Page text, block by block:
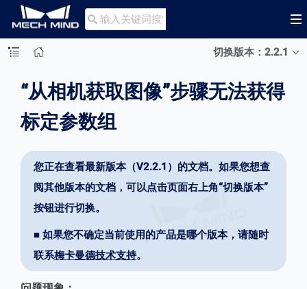

切换版本：2.2.1
“从相机获取图像”步骤无法获得
标定参数组
您正在查看最新版本（V2.2.1）的文档。如果您想查
阅其他版本的文档，可以点击页面右上角“切换版本”
按钮进行切换。
■ 如果您不确定当前使用的产品是哪个版本，请随时
联系梅卡曼德技术支持。